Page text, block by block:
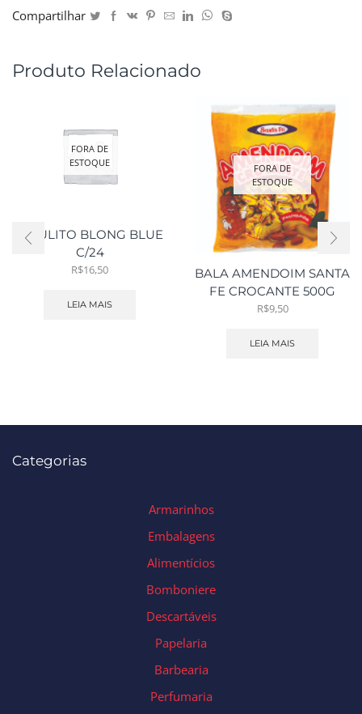
Compartilhar
Produto Relacionado
FORA DE
ESTOQUE
PIRULITO BLONG BLUE
C/24
R$16,50
LEIA MAIS
FORA DE
ESTOQUE
BALA AMENDOIM SANTA
FE CROCANTE 500G
R$9,50
LEIA MAIS
Categorias
Armarinhos
Embalagens
Alimentícios
Bomboniere
Descartáveis
Papelaria
Barbearia
Perfumaria